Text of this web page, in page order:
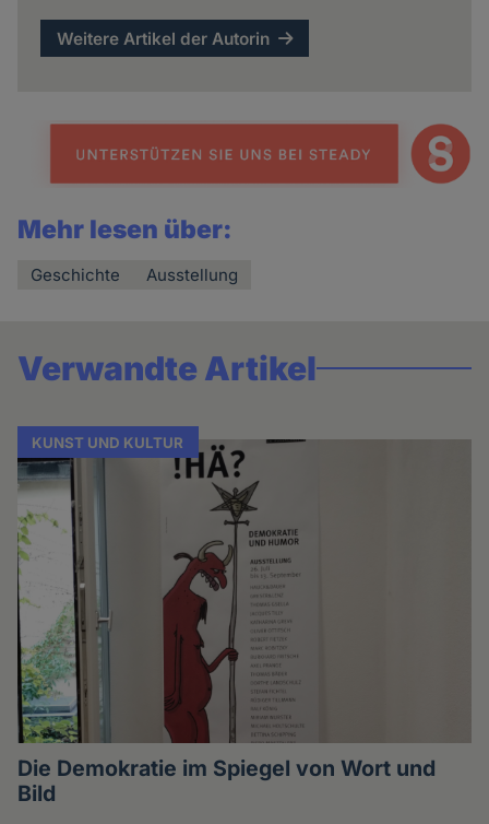
Weitere Artikel der Autorin
Mehr lesen über:
Geschichte Ausstellung
Verwandte Artikel
KUNST UND KULTUR
Die Demokratie im Spiegel von Wort und
Bild